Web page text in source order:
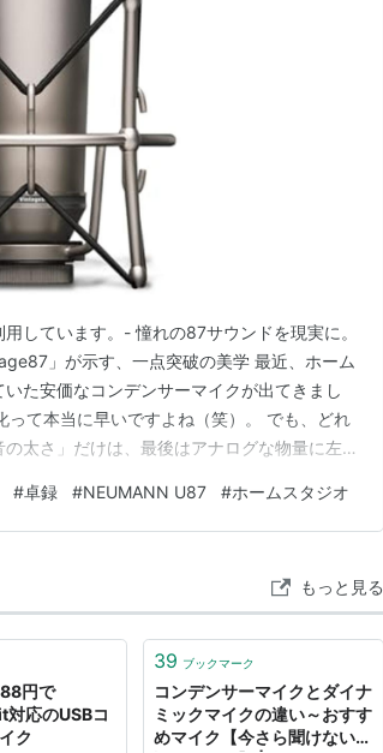
しています。- 憧れの87サウンドを現実に。
」が示す、一点突破の美学 最近、ホーム
た安価なコンデンサーマイクが出てきまし
て本当に早いですよね（笑）。 でも、どれ
太さ」だけは、最後はアナログな物量に左右
刺さりや、タムの「胴鳴り」をどう捉える
#卓録 #NEUMANN U87 #ホームスタジオ
もっと見る
円で
応のUSBコ
ク
39 ブックマーク
コンデンサーマイクとダイナ
ミックマイクの違い～おすす
めマイク【今さら聞けない用